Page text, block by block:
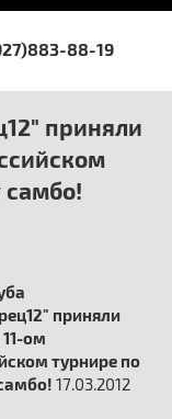
88-19
приняли
самбо!
приняли
ом
турнире по
17.03.2012